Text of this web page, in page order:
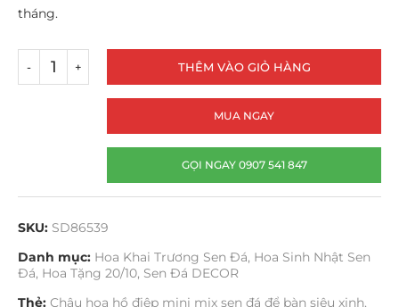
tháng.
THÊM VÀO GIỎ HÀNG
MUA NGAY
GỌI NGAY 0907 541 847
SKU: SD86539
Danh mục: Hoa Khai Trương Sen Đá, Hoa Sinh Nhật Sen
Đá, Hoa Tặng 20/10, Sen Đá DECOR
Thẻ: Chậu hoa hồ điệp mini mix sen đá để bàn siêu xinh,